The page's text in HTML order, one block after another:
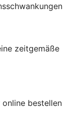
zeitgemäße
online bestellen